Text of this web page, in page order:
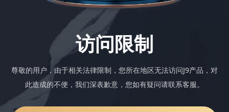
访问限制
尊敬的用户，由于相关法律限制，您所在地区无法访问J9产品，对
此造成的不便，我们深表歉意，您如有疑问请联系客服。